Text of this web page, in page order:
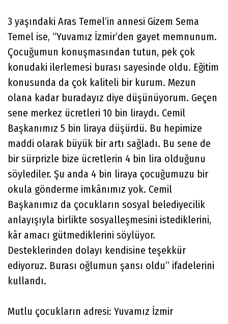
3 yaşındaki Aras Temel’in annesi Gizem Sema
Temel ise, “Yuvamız İzmir’den gayet memnunum.
Çocuğumun konuşmasından tutun, pek çok
konudaki ilerlemesi burası sayesinde oldu. Eğitim
konusunda da çok kaliteli bir kurum. Mezun
olana kadar buradayız diye düşünüyorum. Geçen
sene merkez ücretleri 10 bin liraydı. Cemil
Başkanımız 5 bin liraya düşürdü. Bu hepimize
maddi olarak büyük bir artı sağladı. Bu sene de
bir sürprizle bize ücretlerin 4 bin lira olduğunu
söylediler. Şu anda 4 bin liraya çocuğumuzu bir
okula gönderme imkânımız yok. Cemil
Başkanımız da çocukların sosyal belediyecilik
anlayışıyla birlikte sosyalleşmesini istediklerini,
kâr amacı gütmediklerini söylüyor.
Desteklerinden dolayı kendisine teşekkür
ediyoruz. Burası oğlumun şansı oldu” ifadelerini
kullandı.
Mutlu çocukların adresi: Yuvamız İzmir